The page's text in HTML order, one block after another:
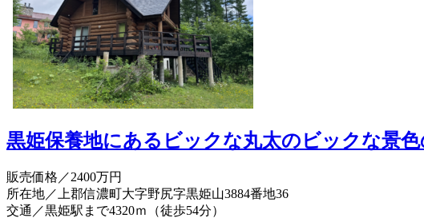
黒姫保養地にあるビックな丸太のビックな景
販売価格 ／2400万円
所在地／上郡信濃町大字野尻字黒姫山3884番地36
交通／黒姫駅まで4320ｍ（徒歩54分）